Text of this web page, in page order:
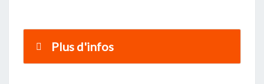
Plus d'infos